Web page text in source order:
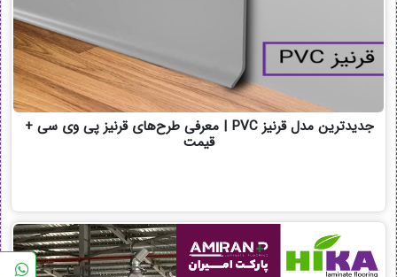
جدیدترین مدل قرنیز PVC | معرفی طرح‌های قرنیز پی وی سی +
قیمت